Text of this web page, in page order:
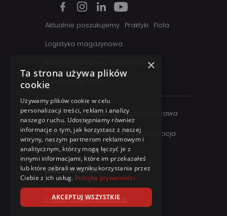
Aktualnie poszukujemy Praktyki
Flota
Logistyka magazynowa
Aktualności
Przewoźnicy
Blog
Copyright ©regesta.pl. Wszystkie prawa
zastrzezone
Relacje inwestorskie| Projekt i realizacja:
dimax.pl
Kontakt telefoniczny:
+48 41 358 27 00
Kontakt email:
E-mail office@regesta.pl
×
Ta strona używa plików
cookie
Używamy plików cookie w celu
personalizacji treści, reklam i analizy
naszego ruchu. Udostępniamy również
informacje o tym, jak korzystasz z naszej
witryny, naszym partnerom reklamowym i
analitycznym, którzy mogą łączyć je z
innymi informacjami, które im przekazałeś
lub które zebrali w wyniku korzystania przez
Ciebie z ich usług. Polityka prywatności
AKCEPTUJ WSZYSTKIE